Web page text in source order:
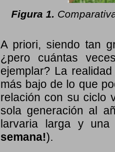
Figura 1.
A priori, siendo tan
¿pero cuántas
ejemplar? La
más bajo de lo que
relación con su ciclo
sola generación al
larvaria largay una
semana!).